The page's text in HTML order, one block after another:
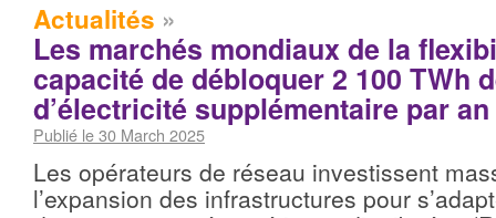
Actualités »
Les marchés mondiaux de la
capacité de débloquer 2 100 TWh
d’électricité supplémentaire par an
Publié le 30 March 2025
Les opérateurs de réseau investissent
l’expansion des infrastructures pour